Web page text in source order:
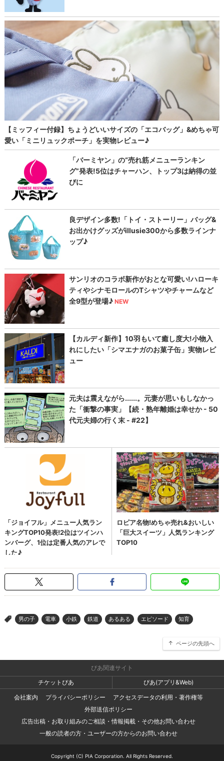
> 男の子 電車 小鉄 鉄道 あるある エピソード 知育
ページの先頭へ
ぴあ関連サイト
チケットぴあ
ぴあ(アプリ&Web)
会社案内
プライバシーポリシー
アクセスデータの利用・著作権等
外部送信ポリシー
広告出稿・お取り組みのご相談・情報掲載・その他お問い合わせ
一般の読者の方・ユーザーの方からのお問い合わせ
Copyright (C) PIA Corporation. All Rights Reserved.